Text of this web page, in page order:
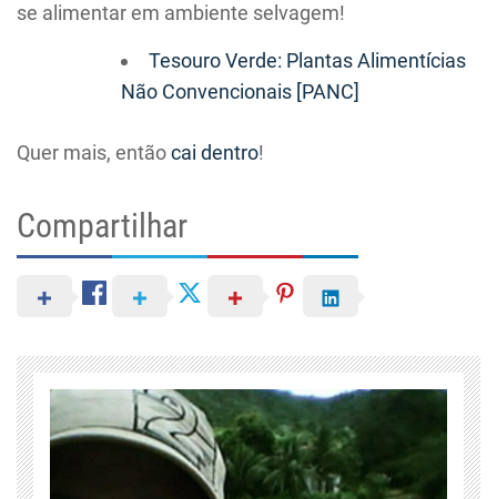
se alimentar em ambiente selvagem!
Tesouro Verde: Plantas Alimentícias
Não Convencionais [PANC]
Quer mais, entãocai dentro!
Compartilhar